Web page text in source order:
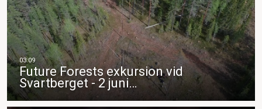
Future Forests exkursion vid
Svartberget - 2 juni…